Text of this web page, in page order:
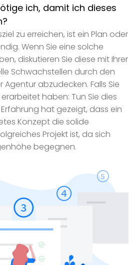
ich, damit ich dieses
zu erreichen, ist ein Plan oder
Wenn Sie eine solche
diskutieren Sie diese mit Ihrer
Schwachstellen durch den
abzudecken. Falls Sie
haben: Tun Sie dies
hat gezeigt, dass ein
Konzept die solide
Projekt ist, da sich
begegnen.